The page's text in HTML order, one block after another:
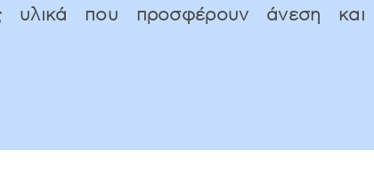
υλικά που προσφέρουν άνεση και